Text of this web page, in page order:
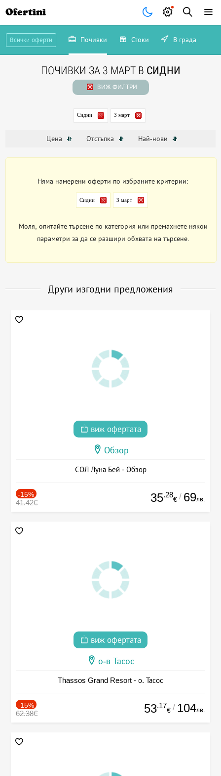
Ofertini
Всички оферти Почивки Стоки В града
ПОЧИВКИ ЗА 3 МАРТ В СИДНИ
ВИЖ ФИЛТРИ
Сидни 3 март
Цена Отстъпка Най-нови
Няма намерени оферти по избраните критерии:
Сидни 3 март
Моля, опитайте търсене по категория или премахнете някои
параметри за да се разшири обхвата на търсене.
Други изгодни предложения
виж офертата
Обзор
СОЛ Луна Бей - Обзор
-15%
41.42€ 35.28
€ / 69лв.
виж офертата
о-в Тасос
Thassos Grand Resort - о. Тасос
-15%
62.38€ 53.17
€ / 104лв.